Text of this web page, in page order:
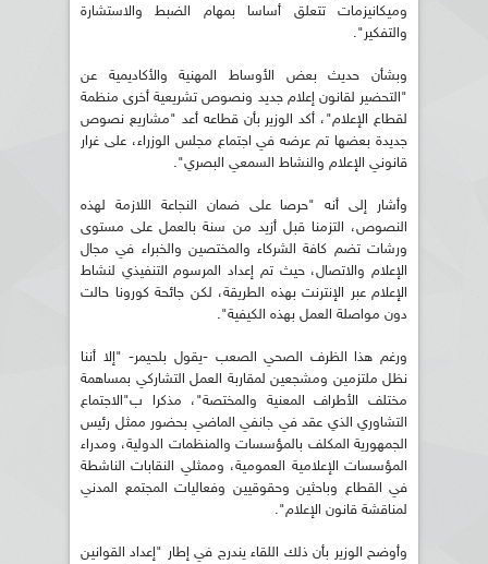
وميكانيزمات تتعلق أساسا بمهام الضبط والاستشارة
والتفكير".
وبشأن حديث بعض الأوساط المهنية والأكاديمية عن
"التحضير لقانون إعلام جديد ونصوص تشريعية أخرى منظمة
لقطاع الإعلام"، أكد الوزير بأن قطاعه أعد "مشاريع نصوص
جديدة بعضها تم عرضه في اجتماع مجلس الوزراء، على غرار
قانوني الإعلام والنشاط السمعي البصري".
وأشار إلى أنه "حرصا على ضمان النجاعة اللازمة لهذه
النصوص، التزمنا قبل أزيد من سنة بالعمل على مستوى
ورشات تضم كافة الشركاء والمختصين والخبراء في مجال
الإعلام والاتصال، حيث تم إعداد المرسوم التنفيذي لنشاط
الإعلام عبر الإنترنت بهذه الطريقة، لكن جائحة كورونا حالت
دون مواصلة العمل بهذه الكيفية".
ورغم هذا الظرف الصحي الصعب -يقول بلحيمر- "إلا أننا
نظل ملتزمين ومشجعين لمقاربة العمل التشاركي بمساهمة
مختلف الأطراف المعنية والمختصة"، مذكرا ب"الاجتماع
التشاوري الذي عقد في جانفي الماضي بحضور ممثل رئيس
الجمهورية المكلف بالمؤسسات والمنظمات الدولية، ومدراء
المؤسسات الإعلامية العمومية، وممثلي النقابات الناشطة
في القطاع وباحثين وحقوقيين وفعاليات المجتمع المدني
لمناقشة قانون الإعلام".
وأوضح الوزير بأن ذلك اللقاء يندرج في إطار "إعداد القوانين